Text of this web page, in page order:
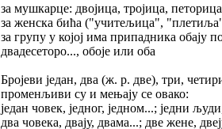
за мушкарце: двојица, тројица,
за женска бића ("учитељица",
за групу у којој има припадника обају
двадесеторо..., обоје или оба
Бројеви један, два (ж. р. две), три,
променљиви су и мењају се овако:
један човек, једног, једном...; једни
два човека, двају, двама...; две жене,